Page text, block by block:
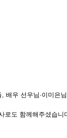
우 선우님·이미
로도 함께해주셨습니